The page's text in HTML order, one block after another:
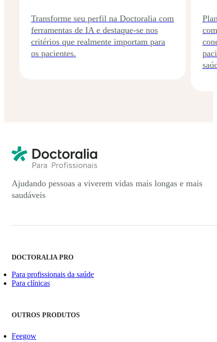
Transforme seu perfil na Doctoralia com
ferramentas de IA e destaque-se nos
critérios que realmente importam para
os pacientes.
Ajudando pessoas a viverem vidas mais longas e mais
saudáveis
DOCTORALIA PRO
Para profissionais da saúde
Para clínicas
OUTROS PRODUTOS
Feegow